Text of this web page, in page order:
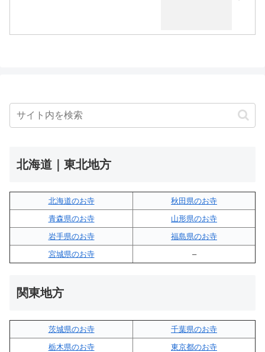
北海道｜東北地方
北海道のお寺
秋田県のお寺
青森県のお寺
山形県のお寺
岩手県のお寺
福島県のお寺
宮城県のお寺
–
関東地方
茨城県のお寺
千葉県のお寺
栃木県のお寺
東京都のお寺